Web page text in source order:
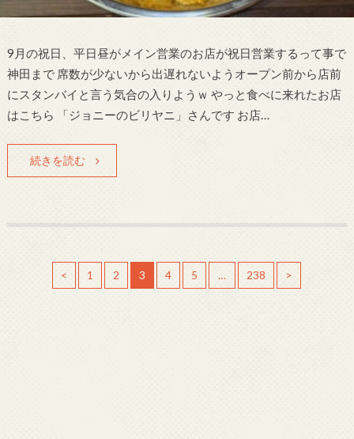
9月の祝日、平日昼がメイン営業のお店が祝日営業するって事で
神田まで 席数が少ないから出遅れないようオープン前から店前
にスタンバイと言う気合の入りようｗ やっと食べに来れたお店
はこちら 「ジョニーのビリヤニ」さんです お店…
続きを読む
< 1 2 3 4 5 … 238 >